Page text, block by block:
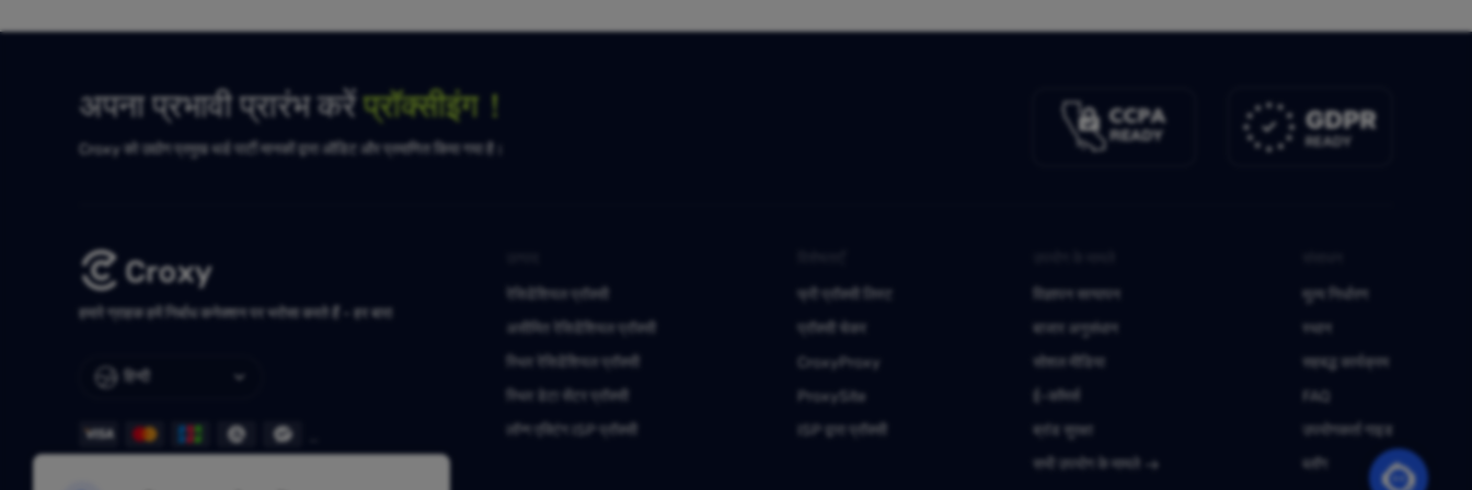
अपना प्रभावी प्रारंभ करेंप्रॉक्सीइंग！
Croxy को उद्योग प्रमुख थर्ड पार्टी मानकों द्वारा ऑडिट और प्रमाणित किया गया है।
हमारे ग्राहक हमें निर्बाध कनेक्शन पर भरोसा करते हैं - हर बार!
हिन्दी
रेसिडेंशियल प्रॉक्सी
असीमित रेसिडेंशियल प्रॉक्सी
स्थिर रेसिडेंशियल प्रॉक्सी
स्थिर डेटा सेंटर प्रॉक्सी
लॉन्ग एक्टिंग ISP प्रॉक्सी
फ्री प्रॉक्सी लिस्ट
प्रॉक्सी चेकर
CroxyProxy
ProxySite
ISP द्वारा प्रॉक्सी
विज्ञापन सत्यापन
बाजार अनुसंधान
सोशल मीडिया
ई-कॉमर्स
ब्रांड सुरक्षा
सभी उपयोग के मामले
मूल्य निर्धारण
स्थान
सहबद्ध कार्यक्रम
FAQ
उपयोगकर्ता गाइड
ब्लॉग